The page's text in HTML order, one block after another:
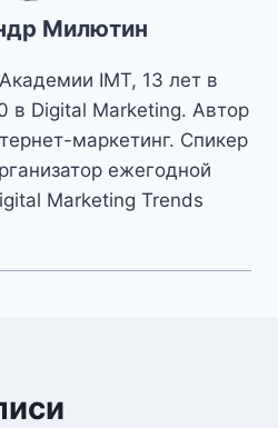
Милютин
IMT, 13 лет в
в Digital Marketing. Автор
маркетинг. Спикер
ежегодной
Marketing Trends